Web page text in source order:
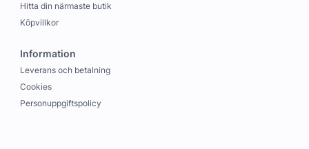
Hitta din närmaste butik
Köpvillkor
Information
Leverans och betalning
Cookies
Personuppgiftspolicy